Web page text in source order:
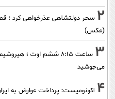
2 سحر دولتشاهی عذرخواهی کرد ؛
(عکس)
3
ساعت ۸:۱۵ ششم اوت ؛
می‌جوشید
4 اکونومیست: پرداخت عوارض به